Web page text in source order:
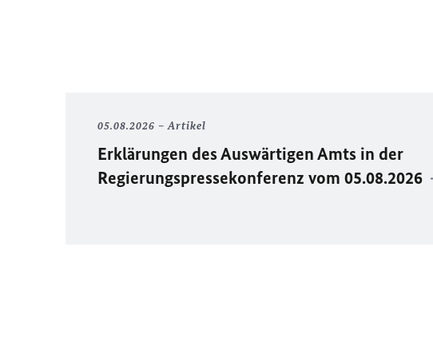
05.08.2026 Artikel
Erklärungen des Auswärtigen Amts in der
Regierungspressekonferenz vom 05.08.2026